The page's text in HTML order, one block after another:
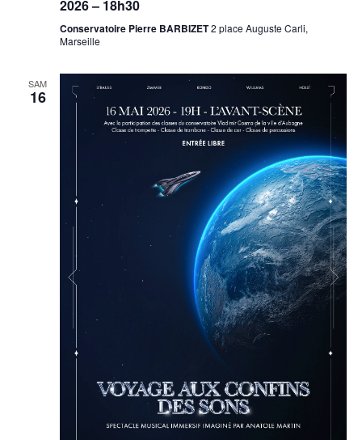
2026 – 18h30
Conservatoire Pierre BARBIZET2 place Auguste Carli,
Marseille
SAM
16